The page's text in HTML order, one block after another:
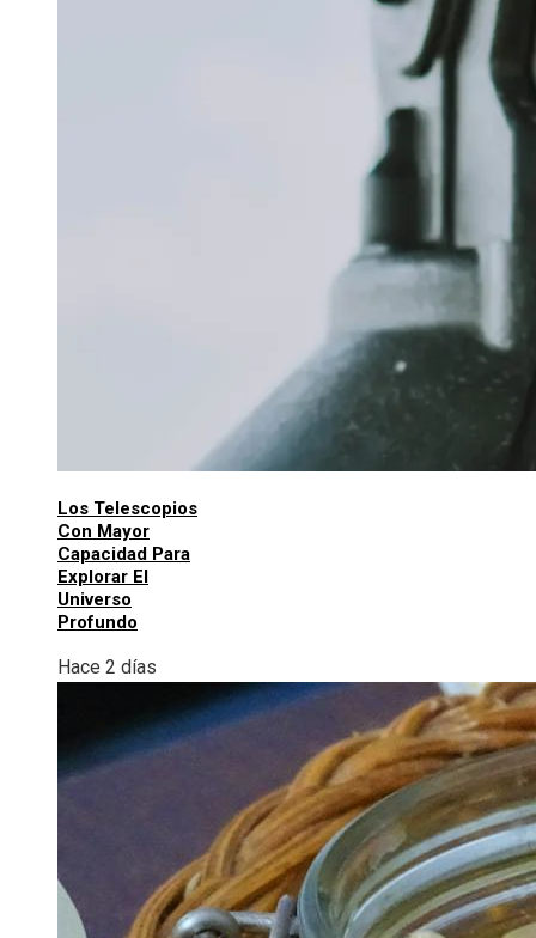
Los Telescopios
Con Mayor
Capacidad Para
Explorar El
Universo
Profundo
Hace 2 días